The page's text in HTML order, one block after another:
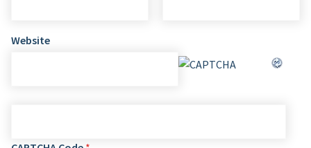
Website